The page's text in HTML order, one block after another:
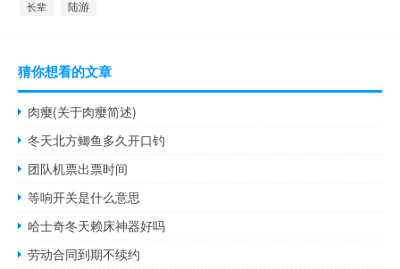
长辈 陆游
猜你想看的文章
肉瘿(关于肉瘿简述)
冬天北方鲫鱼多久开口钓
团队机票出票时间
等响开关是什么意思
哈士奇冬天赖床神器好吗
劳动合同到期不续约